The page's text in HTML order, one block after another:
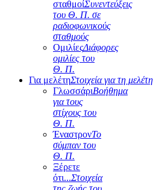
σταθμοίΣυνεντεύξεις
του Θ. Π. σε
ραδιοφωνικούς
σταθμούς
ΟμιλίεςΔιάφορες
ομιλίες του
Θ. Π.
Για μελέτηΣτοιχεία για τη
ΓλωσσάριΒοήθημα
για τους
στίχους του
Θ. Π.
ΈναστρονΤο
σύμπαν του
Θ. Π.
Ξέρετε
ότι...Στοιχεία